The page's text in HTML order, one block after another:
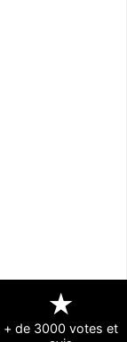
★
+ de 3000 votes et